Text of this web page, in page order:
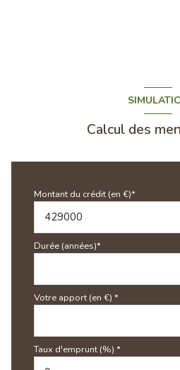
Calcul des
Montant du crédit (en €)*
Durée (années)*
Votre apport (en €) *
Taux d'emprunt (%) *